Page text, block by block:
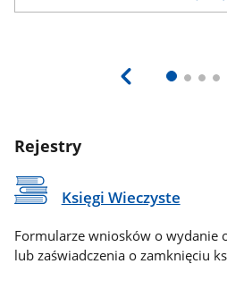
Rejestry
Księgi Wieczyste
Formularze wniosków o wydanie
lub zaświadczenia o zamknięciu